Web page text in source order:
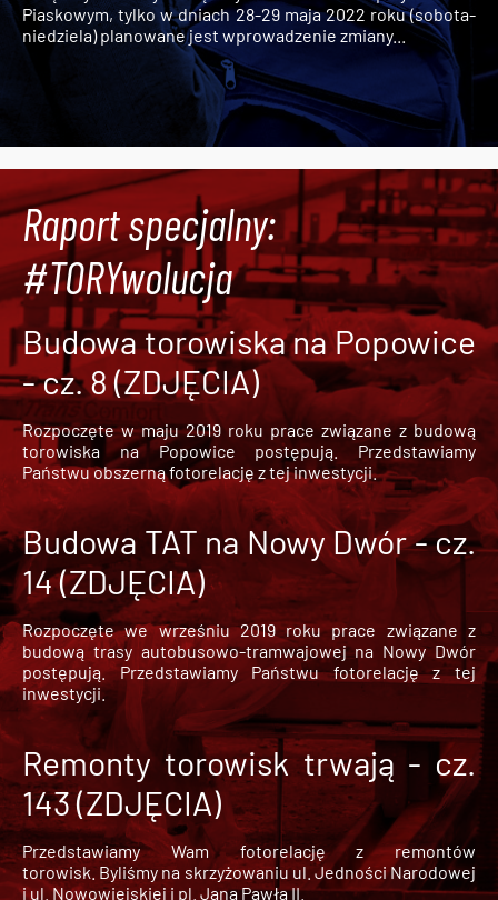
Piaskowym, tylko w dniach 28-29 maja 2022 roku (sobota-
niedziela) planowane jest wprowadzenie zmiany...
Raport specjalny:
#TORYwolucja
Budowa torowiska na Popowice
- cz. 8 (ZDJĘCIA)
Rozpoczęte w maju 2019 roku prace związane z budową
torowiska na Popowice
postępują. Przedstawiamy
Państwu obszerną fotorelację z tej inwestycji.
Budowa TAT na Nowy Dwór - cz.
14 (ZDJĘCIA)
Rozpoczęte we wrześniu 2019 roku prace związane z
budową trasy autobusowo-tramwajowej na Nowy Dwór
postępują. Przedstawiamy Państwu fotorelację z tej
inwestycji.
Remonty torowisk trwają - cz.
143 (ZDJĘCIA)
Przedstawiamy Wam fotorelację z remontów
torowisk. Byliśmy na skrzyżowaniu ul. Jedności Narodowej
i ul. Nowowiejskiej i pl. Jana Pawła II.